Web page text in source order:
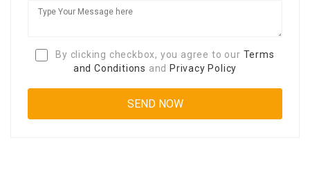
By clicking checkbox, you agree to our Terms
and Conditions and Privacy Policy